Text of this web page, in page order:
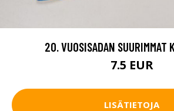
20. VUOSISADAN SUURIMMAT
7.5 EUR
LISÄTIETOJA